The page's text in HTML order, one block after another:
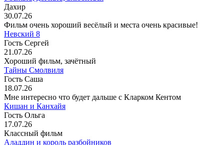
Дахир
30.07.26
Фильм очень хороший весёлый и места очень красивые!
Невский 8
Гость Сергей
21.07.26
Хороший фильм, зачётный
Тайны Смолвиля
Гость Саша
18.07.26
Мне интересно что будет дальше с Кларком Кентом
Кишан и Канхайя
Гость Ольга
17.07.26
Классный фильм
Аладдин и король разбойников